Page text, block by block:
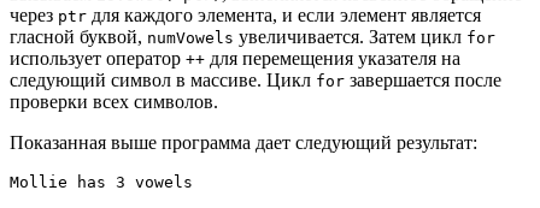
через ptr для каждого элемента, и если элемент является
гласной буквой, numVowels увеличивается. Затем цикл for
использует оператор ++ для перемещения указателя на
следующий символ в массиве. Цикл for завершается после
проверки всех символов.
Показанная выше программа дает следующий результат:
Mollie has 3 vowels